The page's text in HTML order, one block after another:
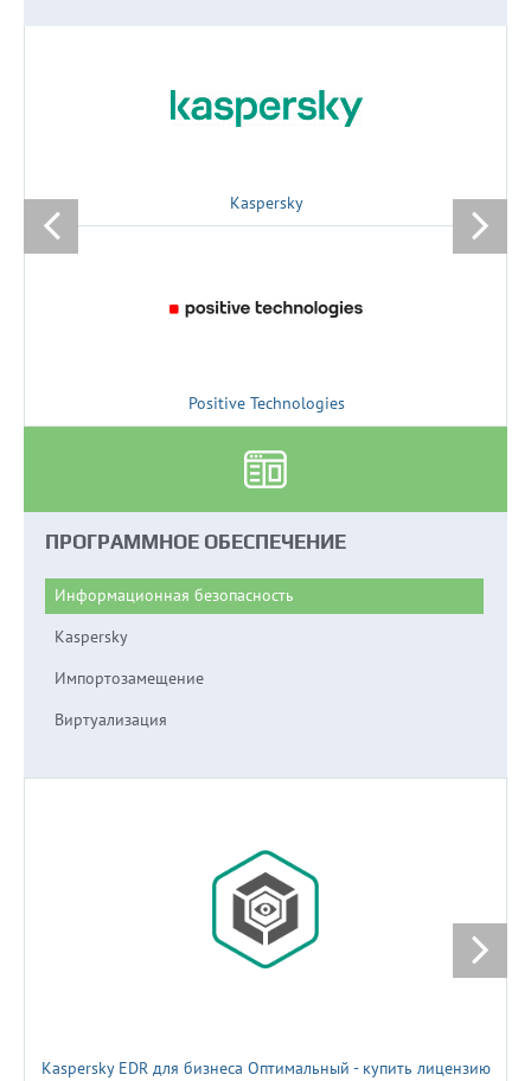
Kaspersky
Positive Technologies
ПРОГРАММНОЕ ОБЕСПЕЧЕНИЕ
Информационная безопасность
Kaspersky
Импортозамещение
Виртуализация
Kaspersky EDR для бизнеса Оптимальный - купить лицензию